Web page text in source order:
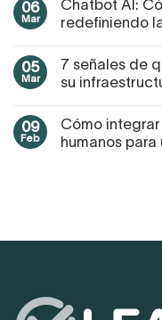
06
Mar
Chatbot AI:
redefiniendo
05
Mar
7 señales de
su
09
Feb
Cómo
humanos